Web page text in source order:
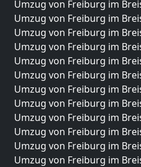
Umzug von Freiburg im
Umzug von Freiburg im
Umzug von Freiburg im
Umzug von Freiburg im
Umzug von Freiburg im
Umzug von Freiburg im
Umzug von Freiburg im
Umzug von Freiburg im
Umzug von Freiburg im
Umzug von Freiburg im
Umzug von Freiburg im
Umzug von Freiburg im